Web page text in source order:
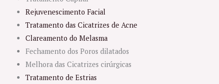
Rejuvenescimento Facial
Tratamento das Cicatrizes de Acne
Clareamento do Melasma
Fechamento dos Poros dilatados
Melhora das Cicatrizes cirúrgicas
Tratamento de Estrias